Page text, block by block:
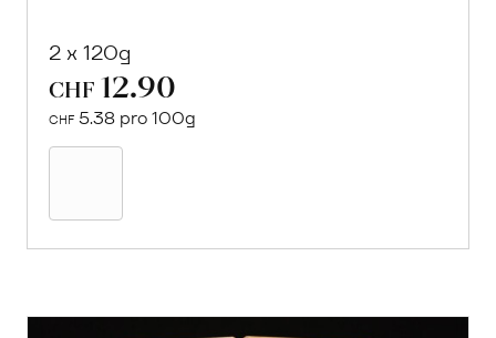
2 x 120g
CHF 12.90
CHF 5.38 pro 100g